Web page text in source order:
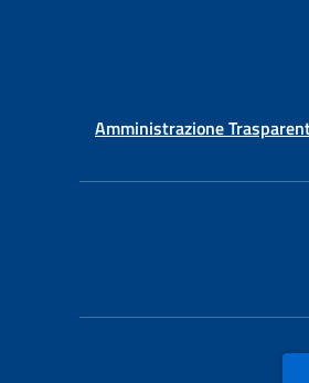
Amministrazione